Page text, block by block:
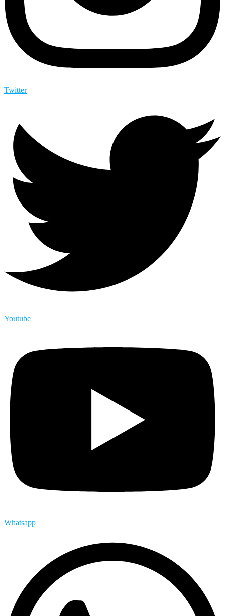
Twitter
Youtube
Whatsapp